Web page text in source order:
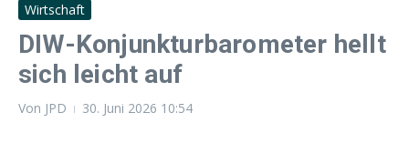
Wirtschaft
DIW-Konjunkturbarometer hellt
sich leicht auf
Von JPD 30. Juni 2026 10:54